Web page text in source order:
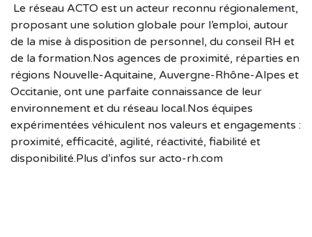
Le réseau ACTO est un acteur reconnu régionalement,
proposant une solution globale pour l’emploi, autour
de la mise à disposition de personnel, du conseil RH et
de la formation.Nos agences de proximité, réparties en
régions Nouvelle-Aquitaine, Auvergne-Rhône-Alpes et
Occitanie, ont une parfaite connaissance de leur
environnement et du réseau local.Nos équipes
expérimentées véhiculent nos valeurs et engagements :
proximité, efficacité, agilité, réactivité, fiabilité et
disponibilité.Plus d’infos sur acto-rh.com